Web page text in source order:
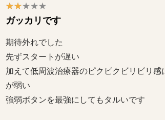
ガッカリです
期待外れでした
先ずスタートが遅い
加えて低周波治療器のピクピクビリビリ
が弱い
強弱ボタンを最強にしてもタルいです